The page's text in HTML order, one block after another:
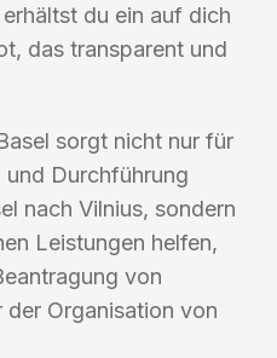
du ein auf dich
das transparent und
sorgt nicht nur für
Durchführung
nach Vilnius, sondern
Leistungen helfen,
von
Organisation von